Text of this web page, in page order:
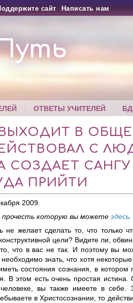
сайт Написать нам
ОТВЕТЫ УЧИТЕЛЕЙ
В
С
СОЗДАЕТ
ПРИЙТИ
2009.
которую вы можете здесь.
не желает сделать то, что только
цели? Видите ли,
что в вас не так. И поэтому вы
знать, что хотя
состояния сознания, в котором
В этом есть очень простая истина.
человеке, вы также имеете в себе.
в Христосознании, то